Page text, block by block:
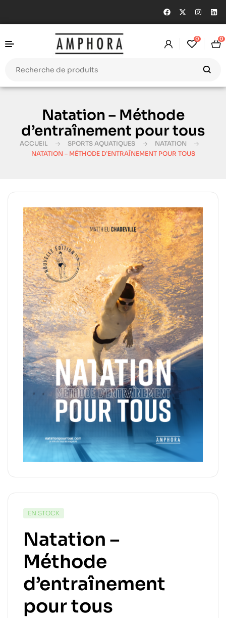
0 0
Natation – Méthode
d’entraînement pour tous
ACCUEIL SPORTS AQUATIQUES
NATATION
NATATION – MÉTHODE D’ENTRAÎNEMENT POUR TOUS
EN STOCK
Natation –
Méthode
d’entraînement
pour tous